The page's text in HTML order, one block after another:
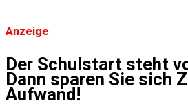
Anzeige
Der Schulstart steht
Dann sparen Sie sich
Aufwand!